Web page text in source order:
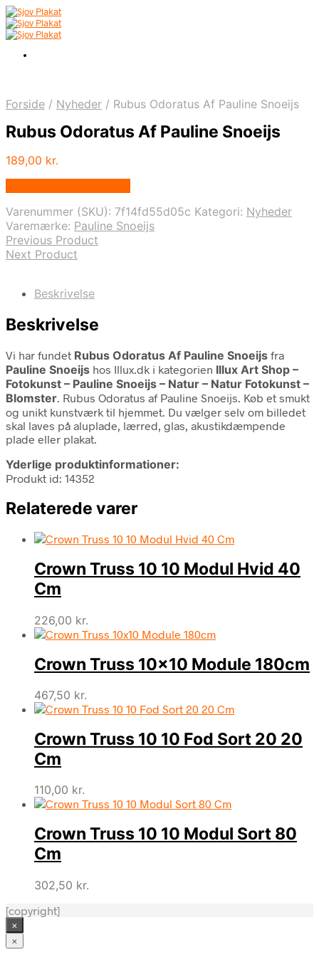
Forside / Nyheder / Rubus Odoratus Af Pauline Snoeijs
Rubus Odoratus Af Pauline Snoeijs
189,00 kr.
Varenummer (SKU): 7f14fd55d05c Kategori: Nyheder
Varemærke: Pauline Snoeijs
Previous Product
Next Product
Beskrivelse
Beskrivelse
Vi har fundet Rubus Odoratus Af Pauline Snoeijs fra
Pauline Snoeijs hos Illux.dk i kategorien Illux Art Shop –
Fotokunst – Pauline Snoeijs – Natur – Natur Fotokunst –
Blomster. Rubus Odoratus af Pauline Snoeijs. Køb et smukt
og unikt kunstværk til hjemmet. Du vælger selv om billedet
skal laves på aluplade, lærred, glas, akustikdæmpende
plade eller plakat.
Yderlige produktinformationer:
Produkt id: 14352
Relaterede varer
Crown Truss 10 10 Modul Hvid 40
Cm
226,00 kr.
Crown Truss 10×10 Module 180cm
467,50 kr.
Crown Truss 10 10 Fod Sort 20 20
Cm
110,00 kr.
Crown Truss 10 10 Modul Sort 80
Cm
302,50 kr.
[copyright]
×
×